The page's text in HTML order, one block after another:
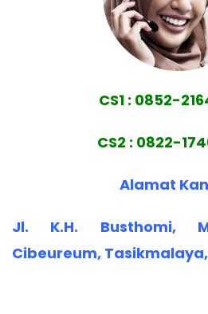
CS1 : 0852-
CS2 : 0822-
Alamat
Jl. K.H. Busthomi,
Cibeureum,